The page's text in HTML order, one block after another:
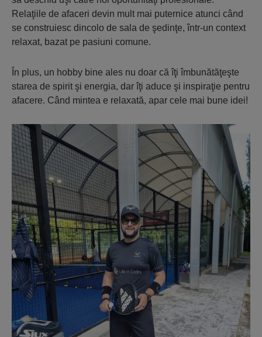
Relaţiile de afaceri devin mult mai puternice atunci când
se construiesc dincolo de sala de şedinţe, într-un context
relaxat, bazat pe pasiuni comune.
În plus, un hobby bine ales nu doar că îţi îmbunătăţeşte
starea de spirit şi energia, dar îţi aduce şi inspiraţie pentru
afacere. Când mintea e relaxată, apar cele mai bune idei!